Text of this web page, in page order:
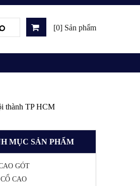
[0] Sản phẩm
thành TP HCM
MỤC SẢN PHẨM
GÓT
CAO